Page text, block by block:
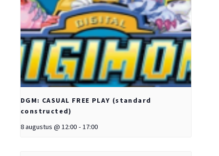
DGM: CASUAL FREE PLAY (standard
constructed)
8 augustus @ 12:00 - 17:00